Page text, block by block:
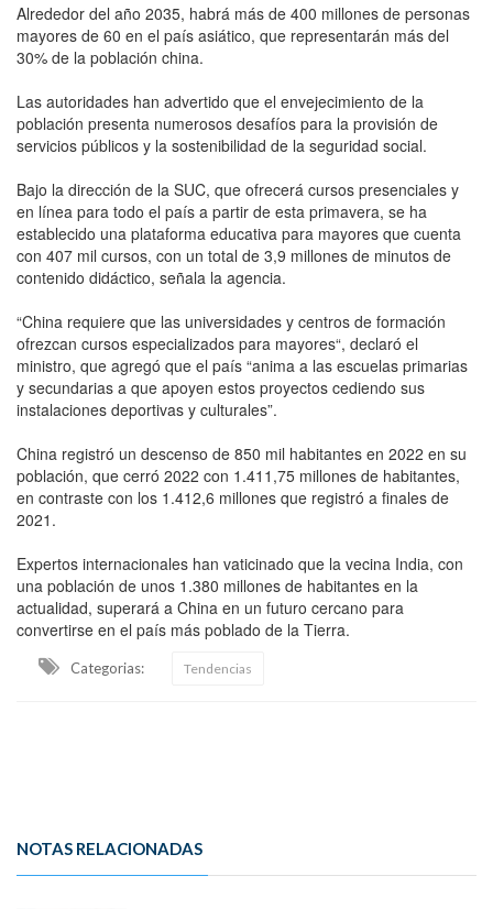
Alrededor del año 2035, habrá más de 400 millones de personas
mayores de 60 en el país asiático, que representarán más del
30% de la población china.
Las autoridades han advertido que el envejecimiento de la
población presenta numerosos desafíos para la provisión de
servicios públicos y la sostenibilidad de la seguridad social.
Bajo la dirección de la SUC, que ofrecerá cursos presenciales y
en línea para todo el país a partir de esta primavera, se ha
establecido una plataforma educativa para mayores que cuenta
con 407 mil cursos, con un total de 3,9 millones de minutos de
contenido didáctico, señala la agencia.
“China requiere que las universidades y centros de formación
ofrezcan cursos especializados para mayores“, declaró el
ministro, que agregó que el país “anima a las escuelas primarias
y secundarias a que apoyen estos proyectos cediendo sus
instalaciones deportivas y culturales”.
China registró un descenso de 850 mil habitantes en 2022 en su
población, que cerró 2022 con 1.411,75 millones de habitantes,
en contraste con los 1.412,6 millones que registró a finales de
2021.
Expertos internacionales han vaticinado que la vecina India, con
una población de unos 1.380 millones de habitantes en la
actualidad, superará a China en un futuro cercano para
convertirse en el país más poblado de la Tierra.
Categorias: Tendencias
NOTAS RELACIONADAS